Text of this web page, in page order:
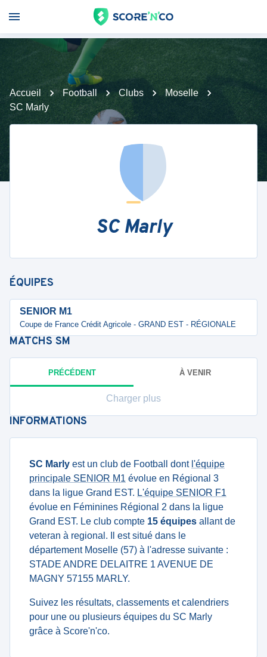
Accueil Football Clubs
Moselle
SC Marly
SC Marly
ÉQUIPES
SENIOR M1
Coupe de France Crédit Agricole - GRAND EST - RÉGIONALE
MATCHS SM
PRÉCÉDENT À VENIR
Charger plus
INFORMATIONS
SC Marly est un club de Football dont l'équipe
principale SENIOR M1 évolue en Régional 3
dans la ligue Grand EST. L'équipe SENIOR F1
évolue en Féminines Régional 2 dans la ligue
Grand EST. Le club compte 15 équipes allant de
veteran à regional. Il est situé dans le
département Moselle (57) à l'adresse suivante :
STADE ANDRE DELAITRE 1 AVENUE DE
MAGNY 57155 MARLY.
Suivez les résultats, classements et calendriers
pour une ou plusieurs équipes du SC Marly
grâce à Score'n'co.